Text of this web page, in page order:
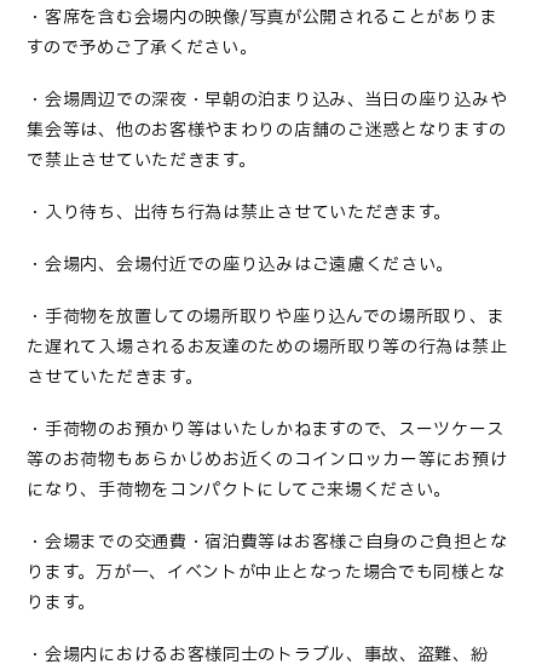
・客席を含む会場内の映像/写真が公開されることがありま
すので予めご了承ください。
・会場周辺での深夜・早朝の泊まり込み、当日の座り込みや
集会等は、他のお客様やまわりの店舗のご迷惑となりますの
で禁止させていただきます。
・入り待ち、出待ち行為は禁止させていただきます。
・会場内、会場付近での座り込みはご遠慮ください。
・手荷物を放置しての場所取りや座り込んでの場所取り、ま
た遅れて入場されるお友達のための場所取り等の行為は禁止
させていただきます。
・手荷物のお預かり等はいたしかねますので、スーツケース
等のお荷物もあらかじめお近くのコインロッカー等にお預け
になり、手荷物をコンパクトにしてご来場ください。
・会場までの交通費・宿泊費等はお客様ご自身のご負担とな
ります。万が一、イベントが中止となった場合でも同様とな
ります。
・会場内におけるお客様同士のトラブル、事故、盗難、紛